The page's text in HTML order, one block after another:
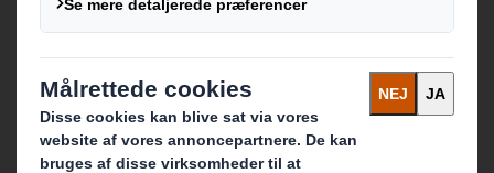
E-handelsemballage
Detailhandel
Industriel emballage
Transport emballage